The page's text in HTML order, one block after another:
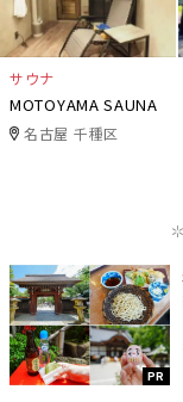
サウナ
MOTOYAMA SAUNA
名古屋 千種区
PR